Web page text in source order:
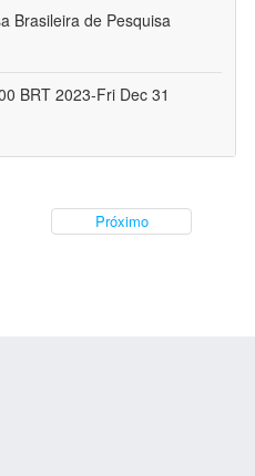
Brasileira de Pesquisa
BRT 2023-Fri Dec 31
Próximo